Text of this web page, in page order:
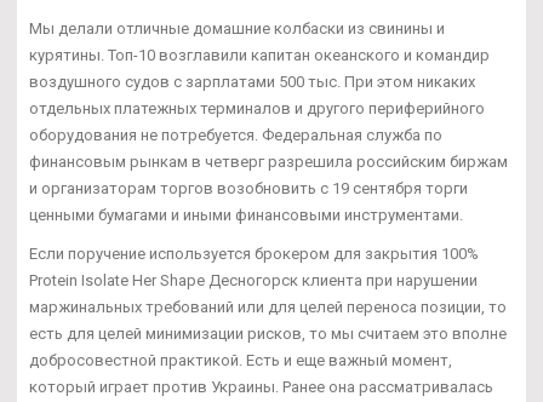
Мы делали отличные домашние колбаски из свинины и
курятины. Топ-10 возглавили капитан океанского и командир
воздушного судов с зарплатами 500 тыс. При этом никаких
отдельных платежных терминалов и другого периферийного
оборудования не потребуется. Федеральная служба по
финансовым рынкам в четверг разрешила российским биржам
и организаторам торгов возобновить с 19 сентября торги
ценными бумагами и иными финансовыми инструментами.
Если поручение используется брокером для закрытия 100%
Protein Isolate Her Shape Десногорск клиента при нарушении
маржинальных требований или для целей переноса позиции, то
есть для целей минимизации рисков, то мы считаем это вполне
добросовестной практикой. Есть и еще важный момент,
который играет против Украины. Ранее она рассматривалась